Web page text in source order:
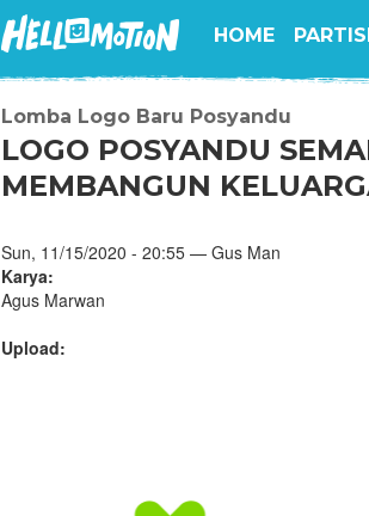
HOME
Lomba Logo Baru Posyandu
LOGO POSYANDU
MEMBANGUN
Sun, 11/15/2020 - 20:55 — Gus Man
Karya:
Agus Marwan
Upload: